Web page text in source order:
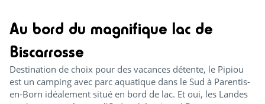
Au bord du magnifique lac de
Biscarrosse
Destination de choix pour des vacances détente, le Pipiou
est un camping avec parc aquatique dans le Sud à Parentis-
en-Born idéalement situé en bord de lac. Et oui, les Landes